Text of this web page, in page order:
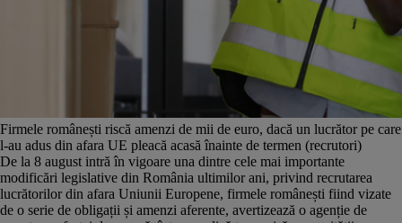
Firmele românești riscă amenzi de mii de euro, dacă un lucrător pe care
l-au adus din afara UE pleacă acasă înainte de termen (recrutori)
De la 8 august intră în vigoare una dintre cele mai importante
modificări legislative din România ultimilor ani, privind recrutarea
lucrătorilor din afara Uniunii Europene, firmele românești fiind vizate
de o serie de obligații și amenzi aferente, avertizează o agenție de